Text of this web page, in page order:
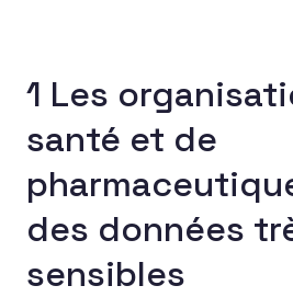
1 Les
santé et de
des données
sensibles